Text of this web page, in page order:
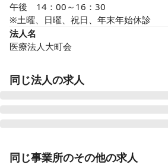
午後　14：00～16：30
※土曜、日曜、祝日、年末年始休診
法人名
医療法人大町会
同じ法人の求人
愛知県犬山市犬山高見町11
同じ事業所のその他の求人